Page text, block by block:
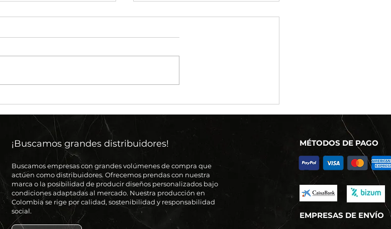
¡Buscamos grandes distribuidores!
Buscamos empresas con grandes volúmenes de compra que
actúen como distribuidores. Ofrecemos prendas con nuestra
marca o la posibilidad de producir diseños personalizados bajo
condiciones adaptadas al mercado. Nuestra producción en
Colombia se rige por calidad, sostenibilidad y responsabilidad
social.
MÉTODOS DE PAGO
EMPRESAS DE ENVÍO